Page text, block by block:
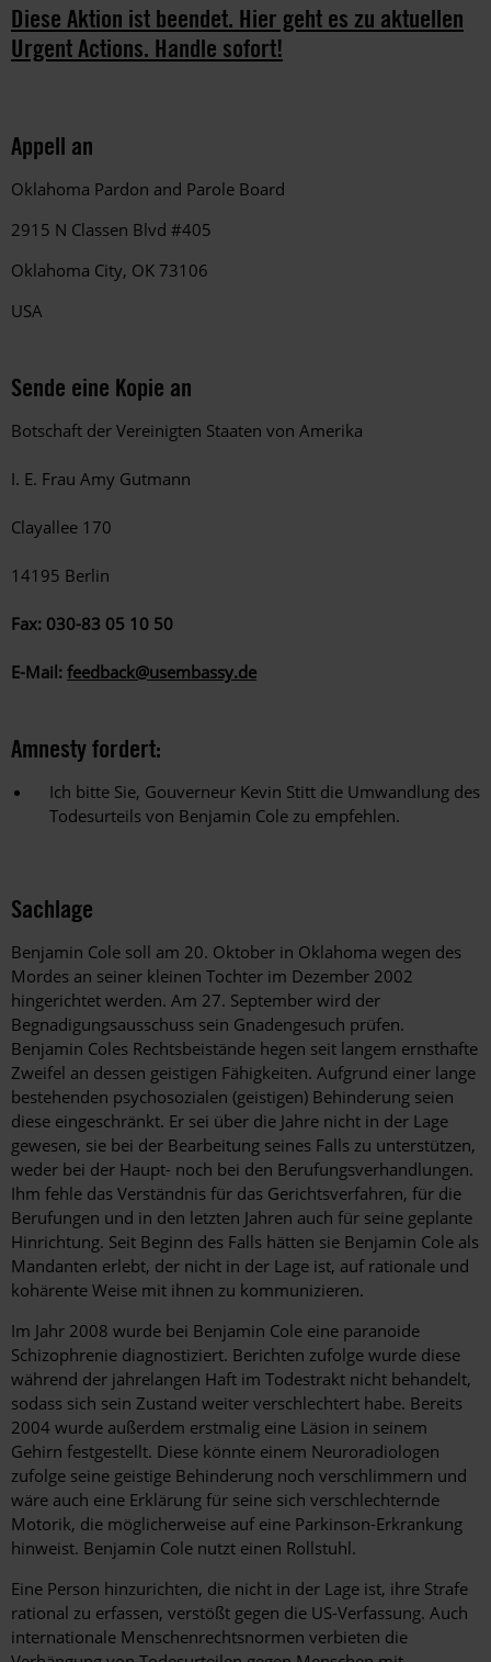
Diese Aktion ist beendet. Hier geht es zu aktuellen
Urgent Actions. Handle sofort!
Appell an
Oklahoma Pardon and Parole Board
2915 N Classen Blvd #405
Oklahoma City, OK 73106
USA
Sende eine Kopie an
Botschaft der Vereinigten Staaten von Amerika
I. E. Frau Amy Gutmann
Clayallee 170
14195 Berlin
Fax: 030-83 05 10 50
E-Mail: feedback@usembassy.de
Amnesty fordert:
Ich bitte Sie, Gouverneur Kevin Stitt die Umwandlung des
Todesurteils von Benjamin Cole zu empfehlen.
Sachlage
Benjamin Cole soll am 20. Oktober in Oklahoma wegen des
Mordes an seiner kleinen Tochter im Dezember 2002
hingerichtet werden. Am 27. September wird der
Begnadigungsausschuss sein Gnadengesuch prüfen.
Benjamin Coles Rechtsbeistände hegen seit langem ernsthafte
Zweifel an dessen geistigen Fähigkeiten. Aufgrund einer lange
bestehenden psychosozialen (geistigen) Behinderung seien
diese eingeschränkt. Er sei über die Jahre nicht in der Lage
gewesen, sie bei der Bearbeitung seines Falls zu unterstützen,
weder bei der Haupt- noch bei den Berufungsverhandlungen.
Ihm fehle das Verständnis für das Gerichtsverfahren, für die
Berufungen und in den letzten Jahren auch für seine geplante
Hinrichtung. Seit Beginn des Falls hätten sie Benjamin Cole als
Mandanten erlebt, der nicht in der Lage ist, auf rationale und
kohärente Weise mit ihnen zu kommunizieren.
Im Jahr 2008 wurde bei Benjamin Cole eine paranoide
Schizophrenie diagnostiziert. Berichten zufolge wurde diese
während der jahrelangen Haft im Todestrakt nicht behandelt,
sodass sich sein Zustand weiter verschlechtert habe. Bereits
2004 wurde außerdem erstmalig eine Läsion in seinem
Gehirn festgestellt. Diese könnte einem Neuroradiologen
zufolge seine geistige Behinderung noch verschlimmern und
wäre auch eine Erklärung für seine sich verschlechternde
Motorik, die möglicherweise auf eine Parkinson-Erkrankung
hinweist. Benjamin Cole nutzt einen Rollstuhl.
Eine Person hinzurichten, die nicht in der Lage ist, ihre Strafe
rational zu erfassen, verstößt gegen die US-Verfassung. Auch
internationale Menschenrechtsnormen verbieten die